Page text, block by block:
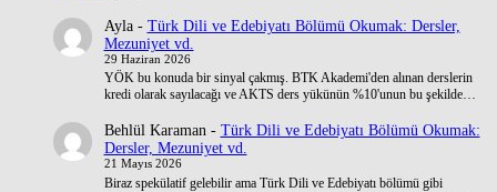
Ayla- Türk Dili ve Edebiyatı Bölümü Okumak: Dersler,
Mezuniyet vd.
29 Haziran 2026
YÖK bu konuda bir sinyal çakmış. BTK Akademi'den alınan derslerin
kredi olarak sayılacağı ve AKTS ders yükünün %10'unun bu şekilde…
Behlül Karaman- Türk Dili ve Edebiyatı Bölümü Okumak:
Dersler, Mezuniyet vd.
21 Mayıs 2026
Biraz spekülatif gelebilir ama Türk Dili ve Edebiyatı bölümü gibi